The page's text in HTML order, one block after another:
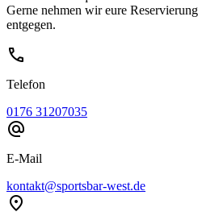
Gerne nehmen wir eure
entgegen.
call
Telefon
0176 31207035
alternate_email
E-Mail
kontakt@sportsbar-west.de
location_on